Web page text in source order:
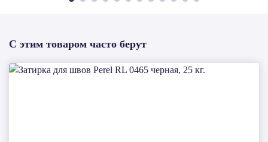
С этим товаром часто берут